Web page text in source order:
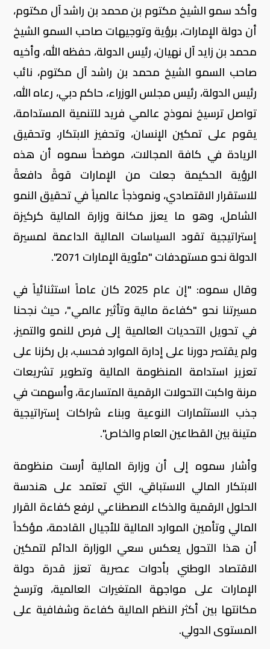
وأكد سمو الشيخ مكتوم بن محمد بن راشد آل مكتوم،
أن دولة الإمارات، برؤية وتوجيهات صاحب السمو الشيخ
محمد بن زايد آل نهيان، رئيس الدولة، حفظه الله، وأخيه
صاحب السمو الشيخ محمد بن راشد آل مكتوم، نائب
رئيس الدولة، رئيس مجلس الوزراء، حاكم دبي، رعاه الله،
تواصل ترسيخ نموذج عالمي فريد للتنمية المستدامة،
يقوم على تمكين الإنسان، وتحفيز الابتكار، وتحقيق
الريادة في كافة المجالات، موضحاً سموه أن هذه
الرؤية الحكيمة جعلت من الإمارات قوةً دافعةً
للاستقرار الاقتصادي، ونموذجاً عالمياً في تحقيق النمو
الشامل، وهو ما يعزز مكانة وزارة المالية كركيزة
إستراتيجية تقود السياسات المالية الداعمة لمسيرة
الدولة نحو مستهدفات "مئوية الإمارات 2071".
وقال سموه: "إن عام 2025 كان عاماً استثنائياً في
مسيرتنا نحو "كفاءة مالية وتأثير عالمي"، حيث نجحنا
في تحويل التحديات العالمية إلى فرص للنمو والتميز،
ولم يقتصر دورنا على إدارة الموارد فحسب، بل ركزنا على
تعزيز استدامة المنظومة المالية وتطوير تشريعات
مرنة واكبت التحولات الرقمية المتسارعة، وأسهمت في
جذب الاستثمارات النوعية وبناء شراكات إستراتيجية
متينة بين القطاعين العام والخاص".
وأشار سموه إلى أن وزارة المالية أرست منظومة
الابتكار المالي الاستباقي، التي تعتمد على هندسة
الحلول الرقمية والذكاء الاصطناعي لرفع كفاءة القرار
المالي وتأمين الموارد المالية للأجيال القادمة، مؤكداً
أن هذا التحول يعكس سعي الوزارة الدائم لتمكين
الاقتصاد الوطني بأدوات عصرية تعزز قدرة دولة
الإمارات على مواجهة المتغيرات العالمية، وترسخ
مكانتها بين أكثر النظم المالية كفاءة وشفافية على
المستوى الدولي.